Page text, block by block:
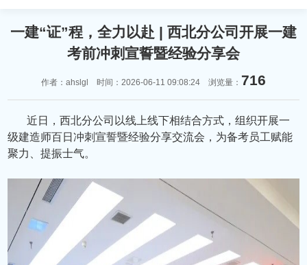
一建“证”程，全力以赴 | 西北分公司开展一建
考前冲刺宣誓暨经验分享会
作者：ahslgl 时间：2026-06-11 09:08:24 浏览量： 716
近日，西北分公司以线上线下相结合方式，组织开展一
级建造师百日冲刺宣誓暨经验分享交流会，为备考员工赋能
聚力、提振士气。